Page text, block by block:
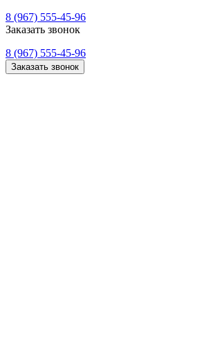
8 (967) 555-45-96
Заказать звонок
8 (967) 555-45-96
Заказать звонок